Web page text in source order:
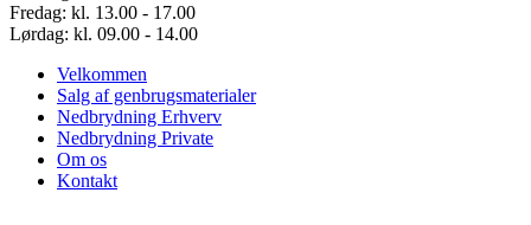
Fredag: kl. 13.00 - 17.00
Lørdag: kl. 09.00 - 14.00
Velkommen
Salg af genbrugsmaterialer
Nedbrydning Erhverv
Nedbrydning Private
Om os
Kontakt